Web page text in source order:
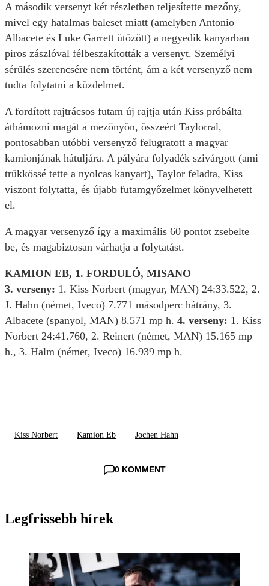
A második versenyt két részletben teljesítette mezőny,
mivel egy hatalmas baleset miatt (amelyben Antonio
Albacete és Luke Garrett ütözött) a negyedik kanyarban
piros zászlóval félbeszakították a versenyt. Személyi
sérülés szerencsére nem történt, ám a két versenyző nem
tudta folytatni a küzdelmet.
A fordított rajtrácsos futam új rajtja után Kiss próbálta
áthámozni magát a mezőnyön, összeért Taylorral,
pontosabban utóbbi versenyző felugratott a magyar
kamionjának hátuljára. A pályára folyadék szivárgott (ami
trükkössé tette a nyolcas kanyart), Taylor feladta, Kiss
viszont folytatta, és újabb futamgyőzelmet könyvelhetett
el.
A magyar versenyző így a maximális 60 pontot zsebelte
be, és magabiztosan várhatja a folytatást.
KAMION EB, 1. FORDULÓ, MISANO
3. verseny: 1. Kiss Norbert (magyar, MAN) 24:33.522, 2.
J. Hahn (német, Iveco) 7.771 másodperc hátrány, 3.
Albacete (spanyol, MAN) 8.571 mp h. 4. verseny: 1. Kiss
Norbert 24:41.760, 2. Reinert (német, MAN) 15.165 mp
h., 3. Halm (német, Iveco) 16.939 mp h.
Kiss Norbert Kamion Eb Jochen Hahn
0 KOMMENT
Legfrissebb hírek